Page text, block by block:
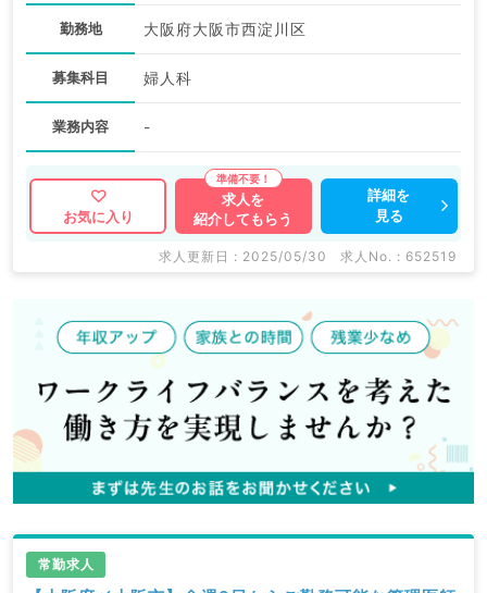
勤務地 大阪府大阪市西淀川区
募集科目 婦人科
業務内容 -
お気に入り
求人を
紹介してもらう
詳細を
見る
求人更新日 : 2025/05/30 求人No. : 652519
常勤求人